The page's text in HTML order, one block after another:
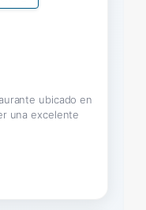
ubicado en
una excelente